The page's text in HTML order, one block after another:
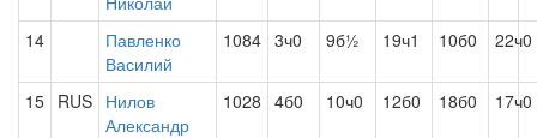
14
Павленко
Василий
1084 3ч0 9б½ 19ч1 10б0 22ч0
15 RUS Нилов
Александр
1028 4б0 10ч0 12б0 18б0 17ч0